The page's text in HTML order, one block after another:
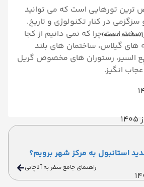
(مشاهده همه)
ترین تورهایی است که می توانید
سزگزمی در کنار تکنولوژی و تاریخ.
است چرا که نمی دانیم از کجا
گیلاس، ساختمان های بلند
السیر، رستوران های مخصوص گریل
انگیز.
استانبول به مرکز شهر برویم؟
راهنمای جامع سفر به آلاچاتی